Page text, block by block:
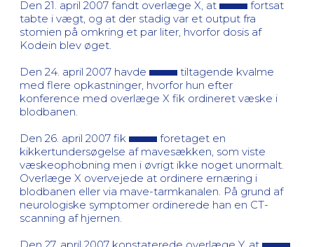
Den 21. april 2007 fandt overlæge X, at
fortsat
tabte i vægt, og at der stadig var et output fra
stomien på omkring et par liter, hvorfor dosis af
Kodein blev øget.
Den 24. april 2007 havde
tiltagende kvalme
med flere opkastninger, hvorfor hun efter
konference med overlæge X fik ordineret væske i
blodbanen.
Den 26. april 2007 fik
foretaget en
kikkertundersøgelse af mavesækken, som viste
væskeophobning men i øvrigt ikke noget unormalt.
Overlæge X overvejede at ordinere ernæring i
blodbanen eller via mave-tarmkanalen. På grund af
neurologiske symptomer ordinerede han en CT-
scanning af hjernen.
Den 27. april 2007 konstaterede overlæge Y, at